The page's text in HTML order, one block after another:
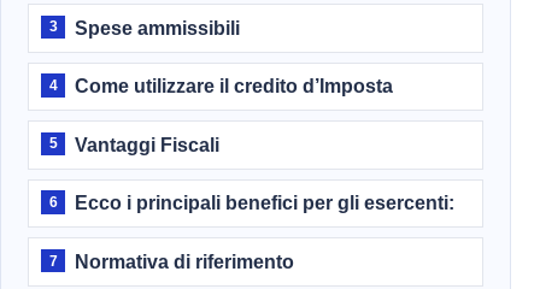
3 Spese ammissibili
4 Come utilizzare il credito d’Imposta
5 Vantaggi Fiscali
6 Ecco i principali benefici per gli esercenti:
7 Normativa di riferimento